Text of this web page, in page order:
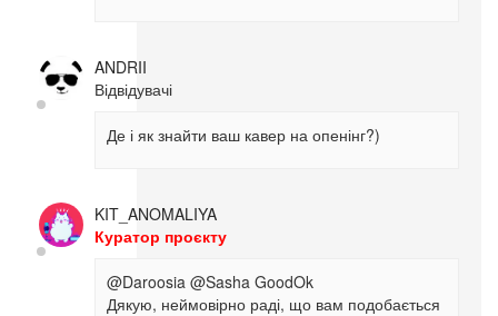
ANDRII
Відвідувачі
Де і як знайти ваш кавер на опенінг?)
KIT_ANOMALIYA
Куратор проєкту
@Daroosia @Sasha GoodOk
Дякую, неймовірно раді, що вам подобається